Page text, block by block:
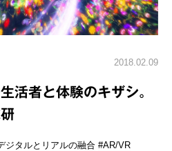
2018.02.09
活者と体験のキザシ。
ジタルとリアルの融合 #AR/VR